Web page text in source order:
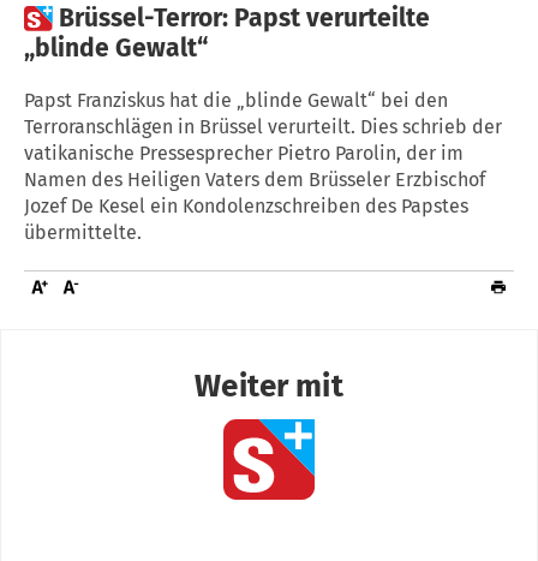
 Brüssel-Terror: Papst verurteilte
„blinde Gewalt“
Papst Franziskus hat die „blinde Gewalt“ bei den
Terroranschlägen in Brüssel verurteilt. Dies schrieb der
vatikanische Pressesprecher Pietro Parolin, der im
Namen des Heiligen Vaters dem Brüsseler Erzbischof
Jozef De Kesel ein Kondolenzschreiben des Papstes
übermittelte.